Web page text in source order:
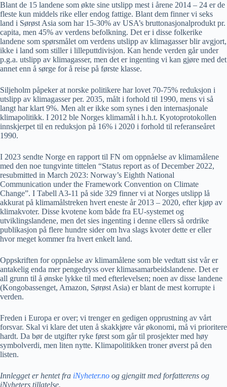
Blant de 15 landene som økte sine utslipp mest i årene 2014 – 24 er de
fleste kun middels rike eller endog fattige. Blant dem finner vi seks
land i Sørøst Asia som har 15-30% av USA’s bruttonasjonalprodukt pr.
capita, men 45% av verdens befolkning. Det er i disse folkerike
landene som spørsmålet om verdens utslipp av klimagasser blir avgjort,
ikke i land som stiller i lilleputtdivisjon. Kan hende verden går under
p.g.a. utslipp av klimagasser, men det er ingenting vi kan gjøre med det
annet enn å sørge for å reise på første klasse.
Siljeholm påpeker at norske politikere har lovet 70-75% reduksjon i
utslipp av klimagasser per. 2035, målt i forhold til 1990, mens vi så
langt har klart 9%. Men alt er ikke som synes i den internasjonale
klimapolitikk. I 2012 ble Norges klimamål i h.h.t. Kyotoprotokollen
innskjerpet til en reduksjon på 16% i 2020 i forhold til referanseåret
1990.
I 2023 sendte Norge en rapport til FN om oppnåelse av klimamålene
med den noe tungvinte tittelen “Status report as of December 2022,
resubmitted in March 2023: Norway’s Eighth National
Communication under the Framework Convention on Climate
Change”. I Tabell A3-11 på side 329 finner vi at Norges utslipp lå
akkurat på klimamålstreken hvert eneste år 2013 – 2020, efter kjøp av
klimakvoter. Disse kvotene kom både fra EU-systemet og
utviklingslandene, men det sies ingenting i denne ellers så ordrike
publikasjon på flere hundre sider om hva slags kvoter dette er eller
hvor meget kommer fra hvert enkelt land.
Oppskriften for oppnåelse av klimamålene som ble vedtatt sist vår er
antakelig enda mer pengedryss over klimasamarbeidslandene. Det er
all grunn til å ønske lykke til med efterlevelsen; noen av disse landene
(Kongobassenget, Amazon, Sørøst Asia) er blant de mest korrupte i
verden.
Freden i Europa er over; vi trenger en gedigen opprustning av vårt
forsvar. Skal vi klare det uten å skakkjøre vår økonomi, må vi prioritere
hardt. Da bør de utgifter ryke først som går til prosjekter med høy
symbolverdi, men liten nytte. Klimapolitikken troner øverst på den
listen.
Innlegget er hentet fra iNyheter.no og gjengitt med forfatterens og
iNyheters tillatelse.